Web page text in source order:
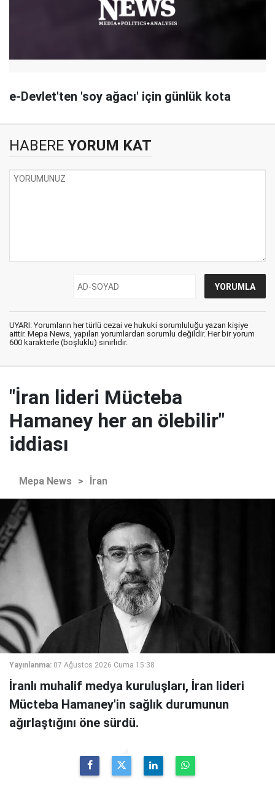
e-Devlet'ten 'soy ağacı' için günlük kota
HABERE YORUM KAT
UYARI: Yorumların her türlü cezai ve hukuki sorumluluğu yazan kişiye
aittir. Mepa News, yapılan yorumlardan sorumlu değildir. Her bir yorum
600 karakterle (boşluklu) sınırlıdır.
"İran lideri Mücteba
Hamaney her an ölebilir"
iddiası
Mepa News > İran
Yayınlanma: 07 Ağustos 2026 Cuma 15:38
İranlı muhalif medya kuruluşları, İran lideri
Mücteba Hamaney'in sağlık durumunun
ağırlaştığını öne sürdü.